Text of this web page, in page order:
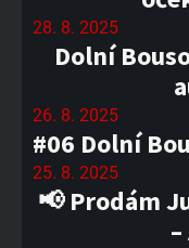
28. 8. 2025
Dolní
26. 8. 2025
#06 Dolní
25. 8. 2025
📢 Prodám